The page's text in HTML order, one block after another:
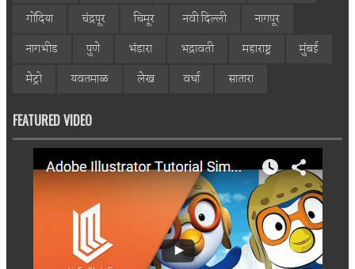
गोंदिया
चंद्रपूर चिमूर नवी दिल्ली
नागपूर
नागभीड
पुणे भंडारा भद्रावती महाराष्ट्र
मुंबई
मेट्रो
यवतमाळ लेख वर्धा सातारा
FEATURED VIDEO